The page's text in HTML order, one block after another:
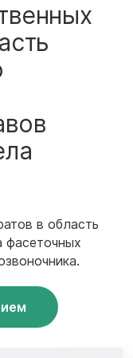
в область
фасеточных